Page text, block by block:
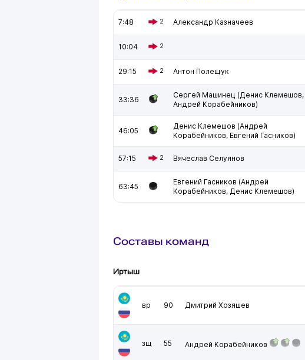
7:48 2 Александр Казначеев
10:04 2
29:15 2 Антон Полещук
33:36
Сергей Машинец (Денис Клемешов,
Андрей Корабейников)
46:05
Денис Клемешов (Андрей
Корабейников, Евгений Гасников)
57:15 2 Вячеслав Селуянов
63:45
Евгений Гасников (Андрей
Корабейников, Денис Клемешов)
Составы команд
Иртыш
вр 90 Дмитрий Хозяшев
зщ 55 Андрей Корабейников